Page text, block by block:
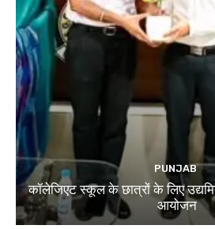
PUNJAB
कॉलेजिएट स्कूल के छात्रों के लिए
आयोजन